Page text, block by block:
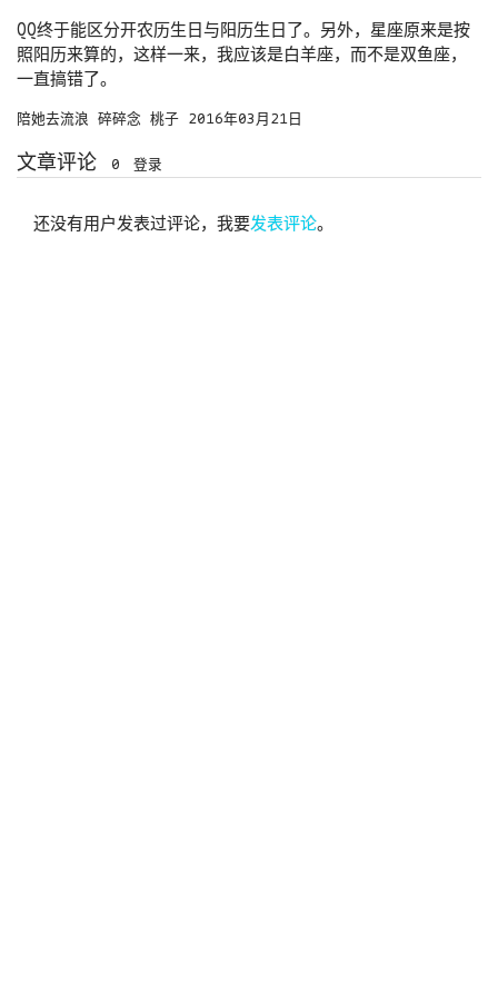
QQ终于能区分开农历生日与阳历生日了。另外，星座原来是按
照阳历来算的，这样一来，我应该是白羊座，而不是双鱼座，
一直搞错了。
陪她去流浪 碎碎念 桃子 2016年03月21日
文章评论 0 登录
还没有用户发表过评论，我要发表评论。